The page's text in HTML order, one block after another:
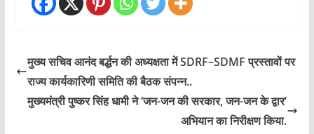
मुख्य सचिव आनंद बर्द्धन की अध्यक्षता में SDRF–SDMF प्रस्तावों पर
राज्य कार्यकारिणी समिति की बैठक संपन्न..
मुख्यमंत्री पुष्कर सिंह धामी ने ‘जन-जन की सरकार, जन-जन के द्वार’
अभियान का निरीक्षण किया.